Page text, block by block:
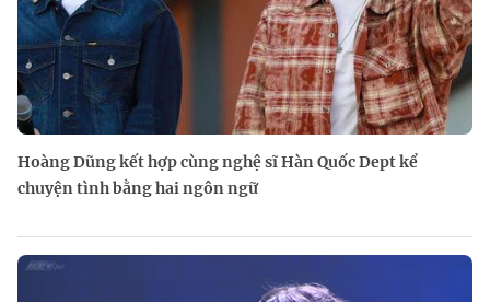
Hoàng Dũng kết hợp cùng nghệ sĩ Hàn Quốc Dept kể
chuyện tình bằng hai ngôn ngữ